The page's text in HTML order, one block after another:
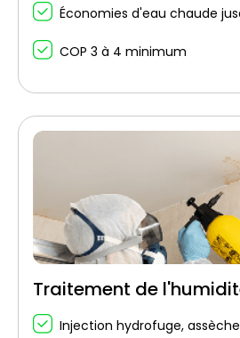
Économies d'eau chaude
COP 3 à 4 minimum
Traitement de
Injection hydrofuge,